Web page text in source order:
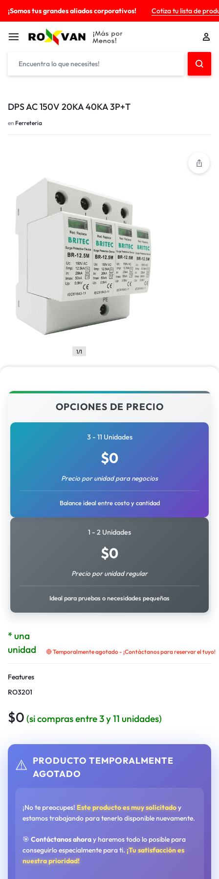
¡Somos tus grandes aliados corporativos! Cotiza tu lista de
DPS AC 150V 20KA 40KA 3P+T
en Ferreteria
1/1
OPCIONES DE PRECIO
3 - 11 Unidades
$0
Precio por unidad para negocios
Balance ideal entre costo y cantidad
1 - 2 Unidades
$0
Precio por unidad regular
Ideal para pruebas o necesidades pequeñas
* una
unidad
🔴 Temporalmente agotado - ¡Contáctanos para reservar el tuyo!
Features
RO3201
$0 (si compras entre 3 y 11 unidades)
⚠️ PRODUCTO TEMPORALMENTE
AGOTADO
¡No te preocupes! Este producto es muy solicitadoy
estamos trabajando para tenerlo disponible nuevamente.
🎯 Contáctanos ahoray haremos todo lo posible para
conseguirlo especialmente para ti. ¡Tu satisfacción es
nuestra prioridad!